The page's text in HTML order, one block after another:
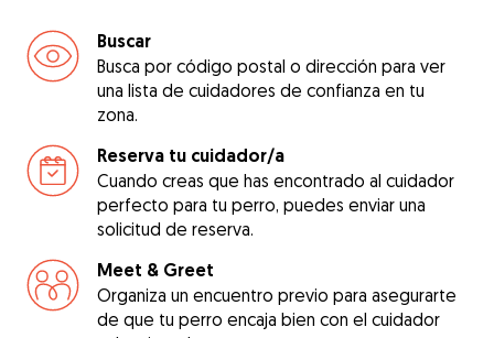
Buscar
Busca por código postal o dirección para ver
una lista de cuidadores de confianza en tu
zona.
Reserva tu cuidador/a
Cuando creas que has encontrado al cuidador
perfecto para tu perro, puedes enviar una
solicitud de reserva.
Meet & Greet
Organiza un encuentro previo para asegurarte
de que tu perro encaja bien con el cuidador